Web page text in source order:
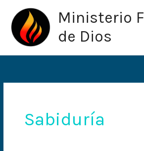
contenido
Ministerio
de Dios
Sabiduría